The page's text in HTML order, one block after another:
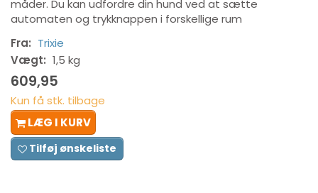
måder. Du kan udfordre din hund ved at sætte
automaten og trykknappen i forskellige rum
Fra: Trixie
Vægt: 1,5 kg
609,95
Kun få stk. tilbage
LÆG I KURV
Tilføj ønskeliste